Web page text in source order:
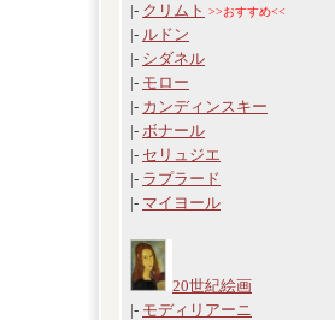
|- クリムト >>おすすめ<<
|- ルドン
|- シダネル
|- モロー
|- カンディンスキー
|- ボナール
|- セリュジエ
|- ラプラード
|- マイヨール
20世紀絵画
|- モディリアーニ